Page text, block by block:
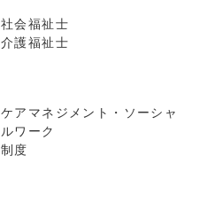
社会福祉士
介護福祉士
ケアマネジメント・ソーシャ
ルワーク
制度